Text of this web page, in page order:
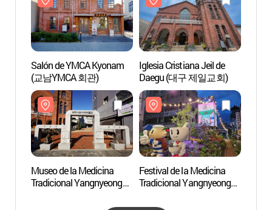
Salón de YMCA Kyonam
(교남YMCA 회관)
Iglesia Cristiana Jeil de
Daegu (대구 제일교회)
Museo de la Medicina
Tradicional Yangnyeongsi
Festival de la Medicina
Tradicional Yangnyeongsi
(대구약령시한방문화축